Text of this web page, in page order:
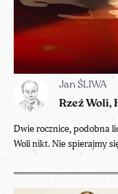
Jan ŚLIWA
Rzeź Woli,
Dwie rocznice, podobna
Woli nikt. Nie spierajmy